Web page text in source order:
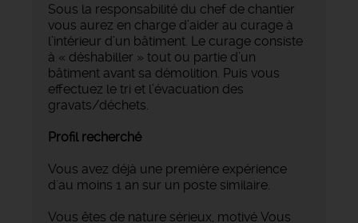
Sous la responsabilité du chef de chantier
vous aurez en charge d’aider au curage à
l’intérieur d’un bâtiment. Le curage consiste
à « déshabiller » tout ou partie d’un
bâtiment avant sa démolition. Puis vous
effectuez le tri et l’évacuation des
gravats/déchets.
Profil recherché
Vous avez déjà une première expérience
d'au moins 1 an sur un poste similaire.
Vous êtes de nature sérieux, motivé Vous